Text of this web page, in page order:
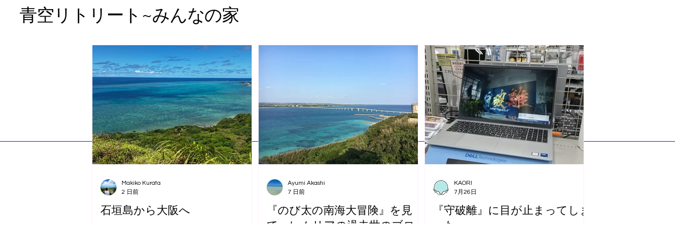
​青空リトリート~みんなの家
石垣島から大阪へ
Makiko Kurata
2 日前
『のび太の南海大冒険』を見
Ayumi Akashi
7 日前
『守破離』に目が止まってしま
KAORI
7月26日